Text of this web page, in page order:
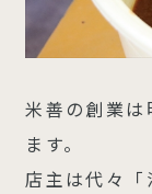
米善の創業
ます。
店主は代々「